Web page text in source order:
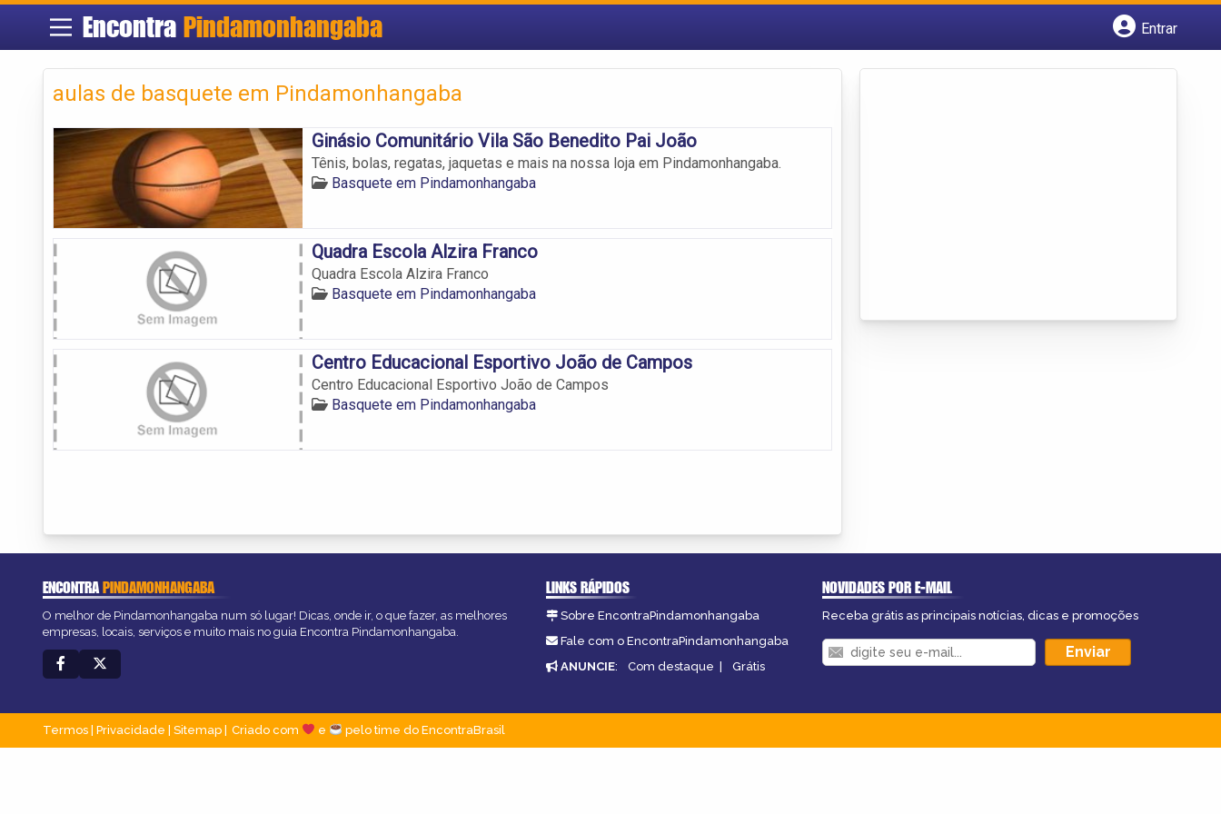
Encontra Pindamonhangaba
Entrar
aulas de basquete em Pindamonhangaba
Ginásio Comunitário Vila São Benedito Pai João
Tênis, bolas, regatas, jaquetas e mais na nossa loja em Pindamonhangaba.
Basquete em Pindamonhangaba
Quadra Escola Alzira Franco
Quadra Escola Alzira Franco
Basquete em Pindamonhangaba
Centro Educacional Esportivo João de Campos
Centro Educacional Esportivo João de Campos
Basquete em Pindamonhangaba
ENCONTRAPINDAMONHANGABA
O melhor de Pindamonhangaba num só lugar! Dicas, onde ir, o que fazer, as melhores
empresas, locais, serviços e muito mais no guia Encontra Pindamonhangaba.
LINKS RÁPIDOS
Sobre EncontraPindamonhangaba
Fale com o EncontraPindamonhangaba
ANUNCIE: Com destaque | Grátis
NOVIDADES POR E-MAIL
Receba grátis as principais notícias, dicas e promoções
Termos Privacidade Sitemap Criado com e pelo time do EncontraBrasil